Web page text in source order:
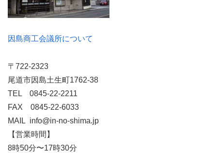
因島商工会議所について
〒722-2323
尾道市因島土生町1762-38
TEL 0845-22-2211
FAX 0845-22-6033
MAIL info@in-no-shima.jp
【営業時間】
8時50分〜17時30分